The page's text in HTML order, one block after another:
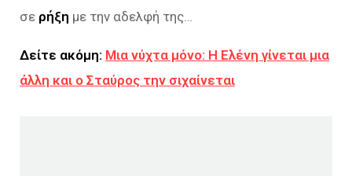
σε ρήξη με την αδελφή της…
Δείτε ακόμη: Μια νύχτα μόνο: Η Ελένη γίνεται μια
άλλη και ο Σταύρος την σιχαίνεται